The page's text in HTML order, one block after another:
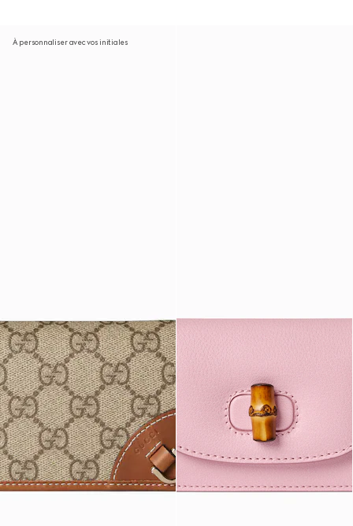
À personnaliser avec vos initiales